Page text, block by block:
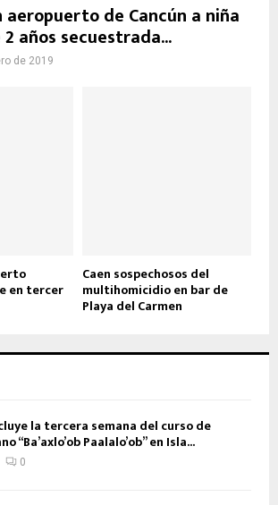
aeropuerto de Cancún a niña
años secuestrada...
de 2019
en tercer
Caen sospechosos del
multihomicidio en bar de
Playa del Carmen
la tercera semana del curso de
“Ba’axlo’ob Paalalo’ob” en Isla...
0